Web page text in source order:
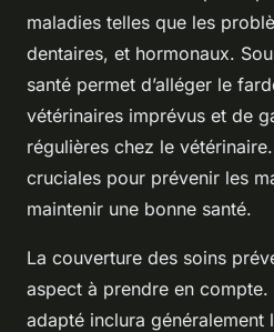
maladies telles que les
dentaires, et hormonaux.
santé permet d’alléger le
vétérinaires imprévus et de
régulières chez le
cruciales pour prévenir les
maintenir une bonne santé.
La couverture des soins
aspect à prendre en
adapté inclura généralement